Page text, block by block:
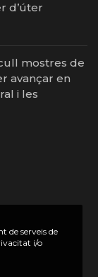
d’úter
mostres de
avançar en
i les
de serveis de
i/o